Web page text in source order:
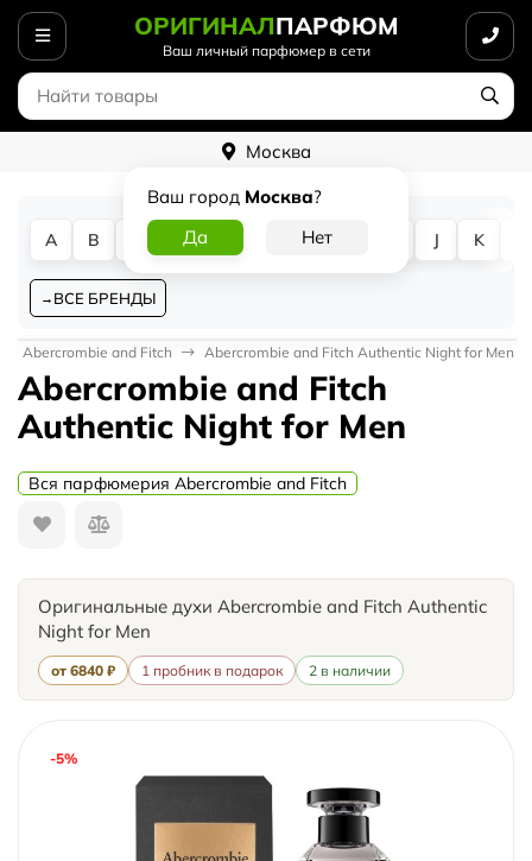
ОРИГИНАЛПАРФЮМ
Ваш личный парфюмер в сети
Москва
Ваш город Москва?
A B D G J K
ВСЕ БРЕНДЫ
Abercrombie and Fitch Abercrombie and Fitch Authentic Night for Men
Abercrombie and Fitch
Authentic Night for Men
Вся парфюмерия Abercrombie and Fitch
Оригинальные духи Abercrombie and Fitch Authentic
Night for Men
от 6840 ₽ 1 пробник в подарок 2 в наличии
-5%